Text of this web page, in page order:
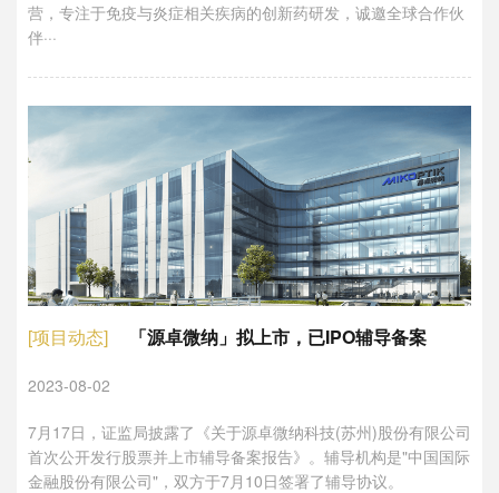
营，专注于免疫与炎症相关疾病的创新药研发，诚邀全球合作伙
伴···
[项目动态] 「源卓微纳」拟上市，已IPO辅导备案
2023-08-02
7月17日，证监局披露了《关于源卓微纳科技(苏州)股份有限公司
首次公开发行股票并上市辅导备案报告》。辅导机构是"中国国际
金融股份有限公司"，双方于7月10日签署了辅导协议。